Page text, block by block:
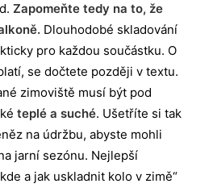
Zapomeňte tedy na to, že
Dlouhodobé skladování
pro každou součástku. O
se dočtete později v textu.
zimoviště musí být pod
teplé a suché. Ušetříte si tak
na údržbu, abyste mohli
jarní sezónu. Nejlepší
a jak uskladnit kolo v zimě“